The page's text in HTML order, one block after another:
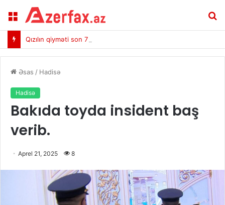
Menu
Qızılın qiyməti son 7 həftənin ən yüksək həddinə çatdı
Əsas / Hadisə
Hadisə
Bakıda toyda insident baş
verib.
Aprel 21, 2025 8